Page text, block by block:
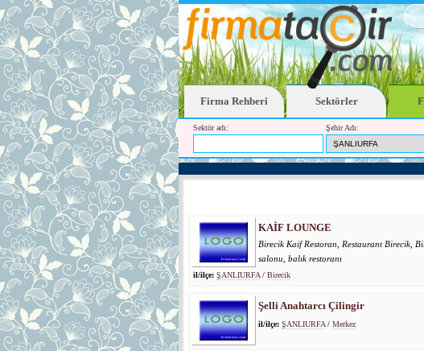
Firma Rehberi Sektörler
Sektör adı: Şehir Adı:
KAİF LOUNGE
Birecik Kaif Restoran, Restaurant Birecik,
salonu, balık restoranı
il/ilçe: ŞANLIURFA / Birecik
Şelli Anahtarcı Çilingir
il/ilçe: ŞANLIURFA / Merkez